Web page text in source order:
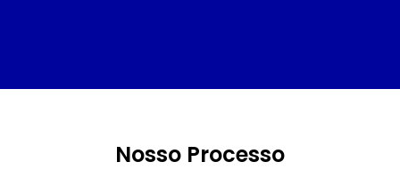
Nosso Processo